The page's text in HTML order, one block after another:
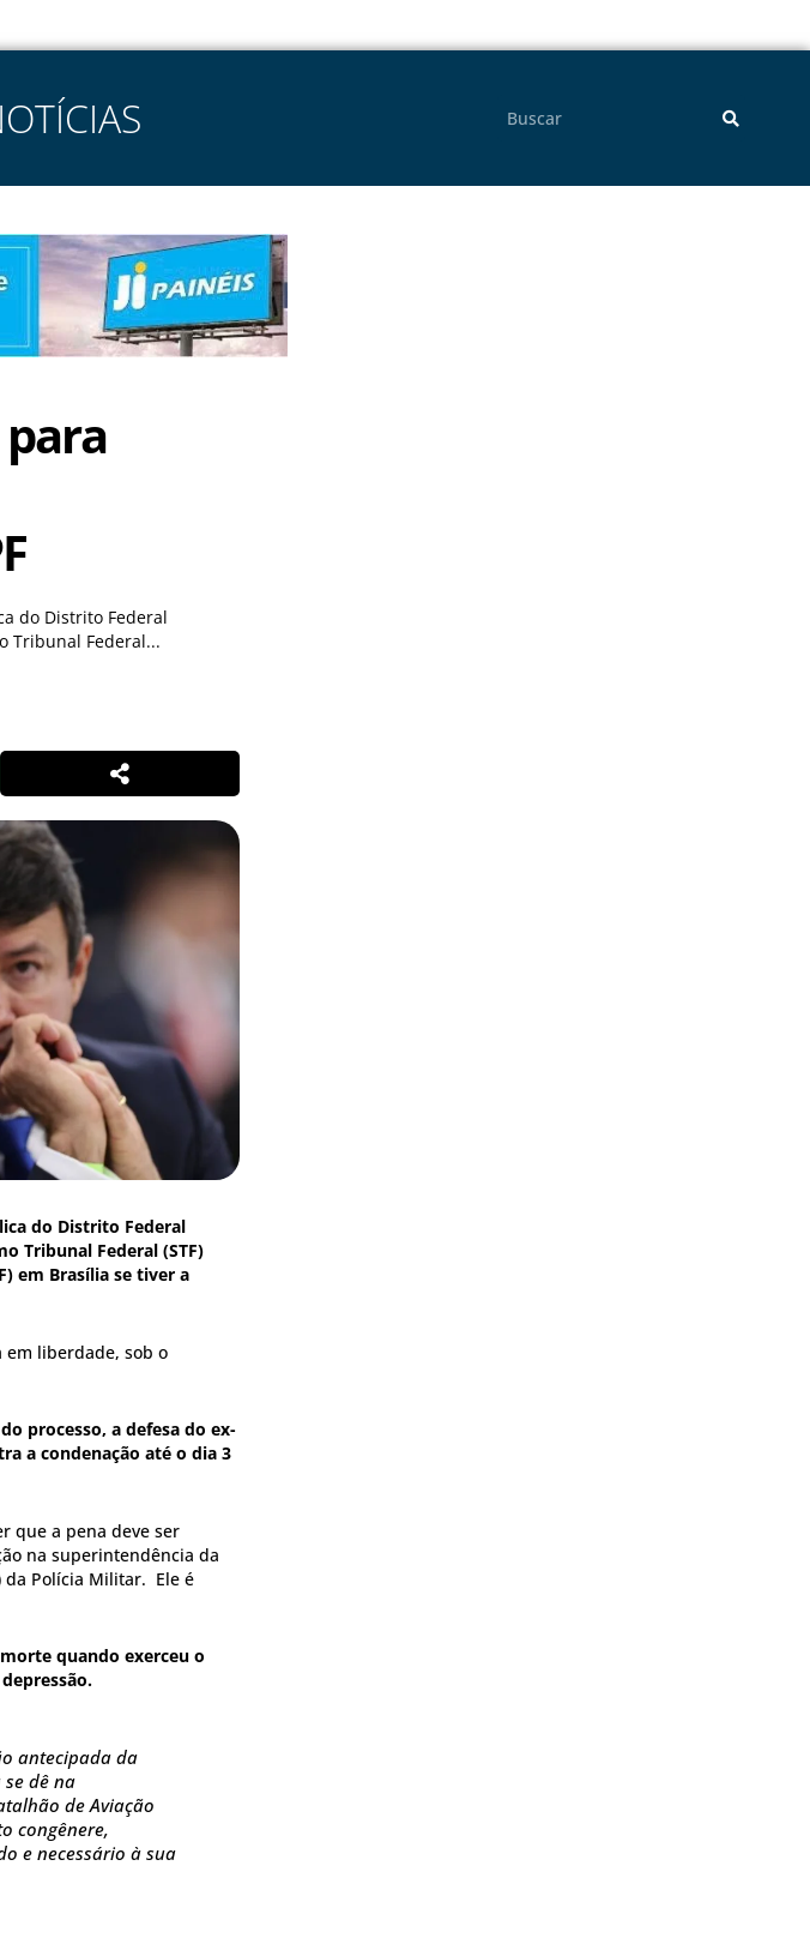
do Distrito Federal
Tribunal Federal...
do Distrito Federal
Tribunal Federal (STF)
em Brasília se tiver a
em liberdade, sob o
processo, a defesa do ex-
a condenação até o dia 3
que a pena deve ser
na superintendência da
da Polícia Militar. Ele é
quando exerceu o
antecipada da
dê na
de Aviação
congênere,
e necessário à sua